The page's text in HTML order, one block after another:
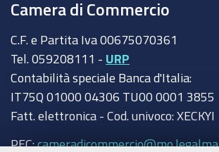
Camera di Commercio
C.F. e Partita Iva 00675070361
Tel. 059208111 - URP
Contabilità speciale Banca d'Italia:
IT75Q 01000 04306 TU00 0001 3855
Fatt. elettronica - Cod. univoco: XECKYI
PEC: